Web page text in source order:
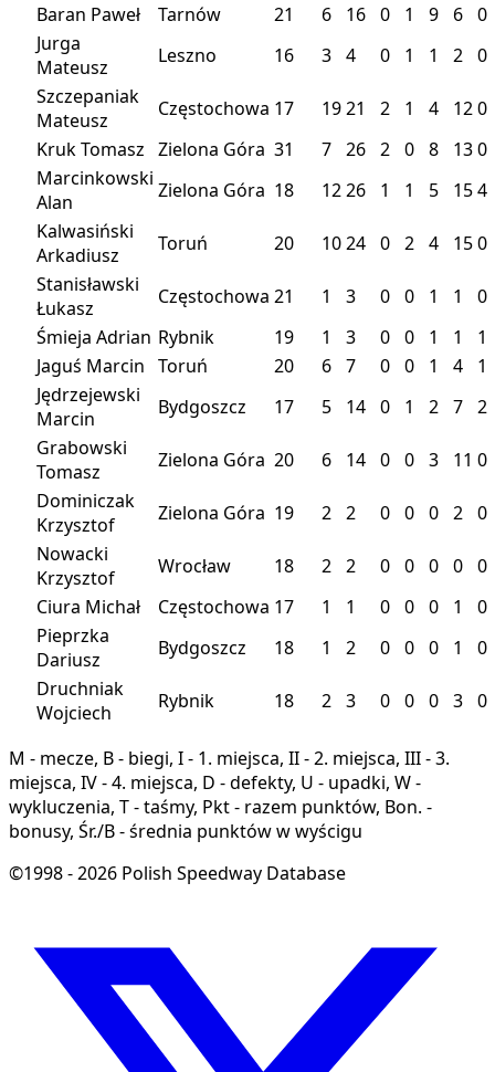
Baran Paweł
Tarnów 21 6 16 0 1 9 6 0
Jurga
Mateusz
Leszno 16 3 4 0 1 1 2 0
Szczepaniak
Mateusz
Częstochowa 17 1921 2 1 4 120
Kruk Tomasz Zielona Góra 31 7 26 2 0 8 130
Marcinkowski
Alan
Zielona Góra 18 1226 1 1 5 154
Kalwasiński
Arkadiusz
Toruń 20 1024 0 2 4 150
Stanisławski
Łukasz
Częstochowa 21 1 3 0 0 1 1
0
Śmieja Adrian Rybnik 19 1 3 0 0 1 1
1
Jaguś Marcin Toruń 20 6 7 0 0 1 4
1
Jędrzejewski
Marcin
Bydgoszcz 17 5 14 0 1 2 7 2
Grabowski
Tomasz
Zielona Góra 20 6 14 0 0 3 11 0
Dominiczak
Krzysztof
Zielona Góra 19 2 2 0 0 0 2 0
Nowacki
Krzysztof
Wrocław 18 2 2 0 0 0 0 0
Ciura Michał
Częstochowa 17 1 1 0 0 0 1
0
Pieprzka
Dariusz
Bydgoszcz 18 1 2 0 0 0 1
0
Druchniak
Wojciech
Rybnik 18 2 3 0 0 0 3 0
M - mecze, B - biegi, I - 1. miejsca, II - 2. miejsca, III - 3.
miejsca, IV - 4. miejsca, D - defekty, U - upadki, W -
wykluczenia, T - taśmy, Pkt - razem punktów, Bon. -
bonusy, Śr./B - średnia punktów w wyścigu
©1998 - 2026 Polish Speedway Database